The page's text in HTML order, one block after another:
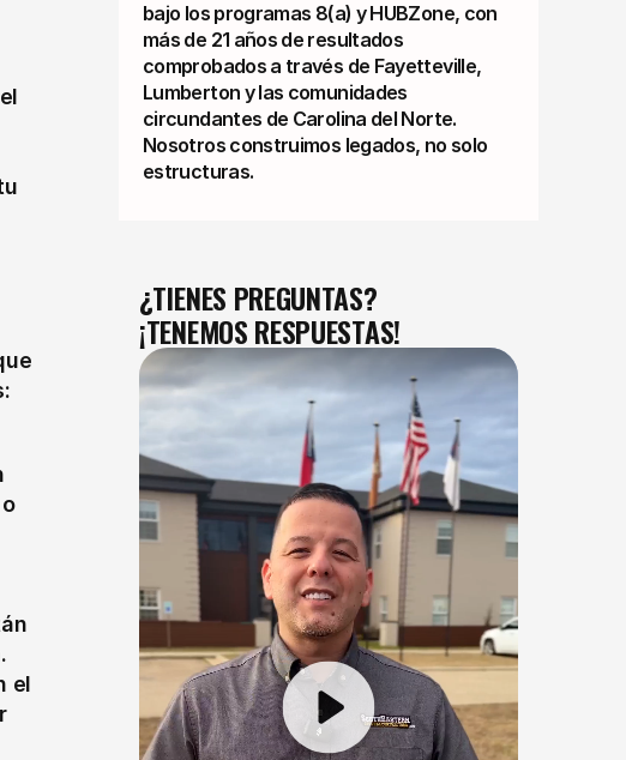
el
bajo los programas 8(a) y HUBZone, con
más de 21 años de resultados
comprobados a través de Fayetteville,
Lumberton y las comunidades
circundantes de Carolina del Norte.
Nosotros construimos legados, no solo
estructuras.
¿TIENES PREGUNTAS?
¡TENEMOS RESPUESTAS!